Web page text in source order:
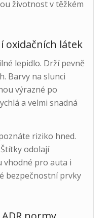
životnost v těžkém
oxidačních látek
lepidlo. Drží pevně
Barvy na slunci
výrazné po
a velmi snadná
riziko hned.
odolají
vhodné pro auta i
bezpečnostní prvky